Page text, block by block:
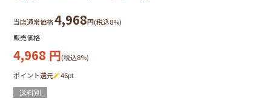
当店通常価格4,968円(税込8%)
販売価格
4,968 円(税込8%)
ポイント還元
46pt
送料別